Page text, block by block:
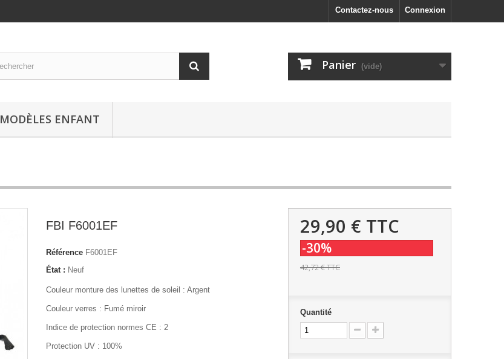
Connexion
Contactez-nous
Panier (vide)
MODÈLES ENFANT
FBI F6001EF
Référence F6001EF
État : Neuf
Couleur monture des lunettes de soleil : Argent
Couleur verres : Fumé miroir
Indice de protection normes CE : 2
Protection UV : 100%
29,90 € TTC
-30%
42,72 €TTC
Quantité